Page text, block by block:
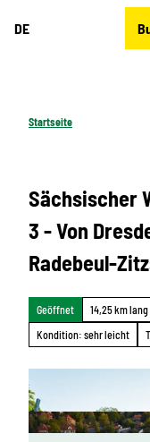
DE
Startseite
Sächsischer
3 - Von
Radebeul-
Geöffnet 14,25 km lang
Kondition: sehr leicht